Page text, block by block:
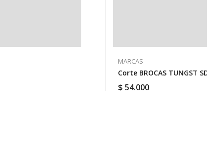
MARCAS
Corte BROCAS TUNGST SDS
$ 54.000